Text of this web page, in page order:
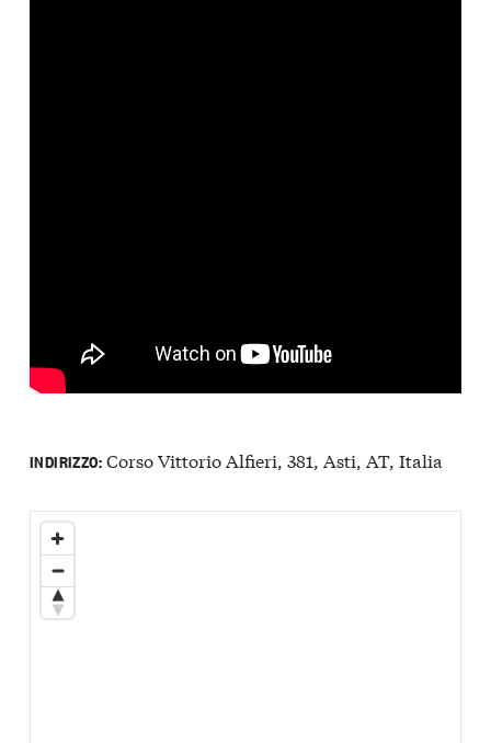
INDIRIZZO:Corso Vittorio Alfieri, 381, Asti, AT, Italia